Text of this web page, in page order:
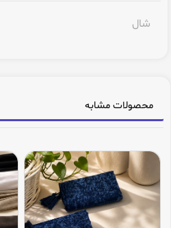
شال
محصولات مشابه